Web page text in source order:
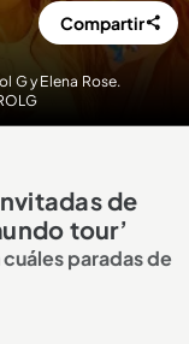
G y Elena Rose.
Compartir
de
tour’
cuáles paradas de